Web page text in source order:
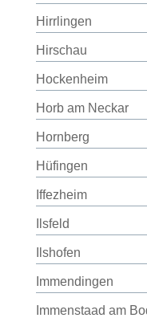
Hirrlingen
Hirschau
Hockenheim
Horb am Neckar
Hornberg
Hüfingen
Iffezheim
Ilsfeld
Ilshofen
Immendingen
Immenstaad am